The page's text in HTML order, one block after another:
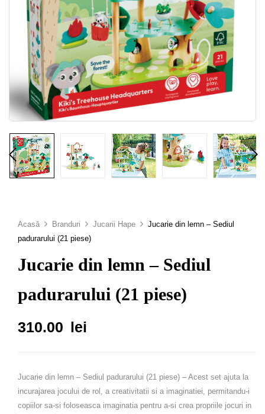
Acasă Branduri Jucarii Hape
Jucarie din lemn – Sediul
padurarului (21 piese)
Jucarie din lemn – Sediul
padurarului (21 piese)
310.00 lei
Jucarie din lemn – Sediul padurarului (21 piese) – Acest set ajuta la
incurajarea jocului de rol, a creativitatii si a imaginatiei, permitandu-i
copiilor sa-si foloseasca imaginatia pentru a-si crea propriile jocuri in